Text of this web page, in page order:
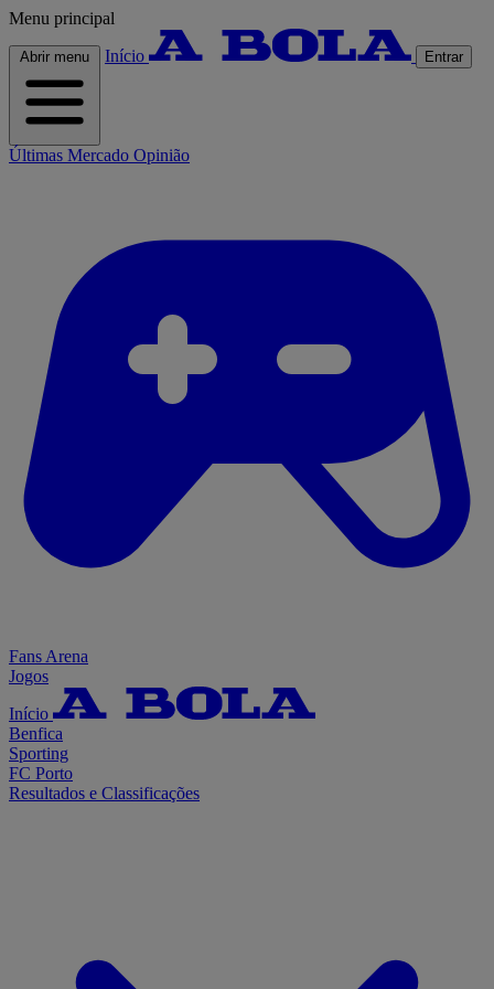
Menu principal
Abrir menu Início Entrar
Últimas Mercado Opinião
Fans Arena
Jogos
Início
Benfica
Sporting
FC Porto
Resultados e Classificações